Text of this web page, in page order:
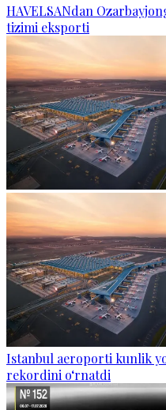
HAVELSANdan
tizimi eksporti
Istanbul aeroporti kunlik
rekordini o‘rnatdi